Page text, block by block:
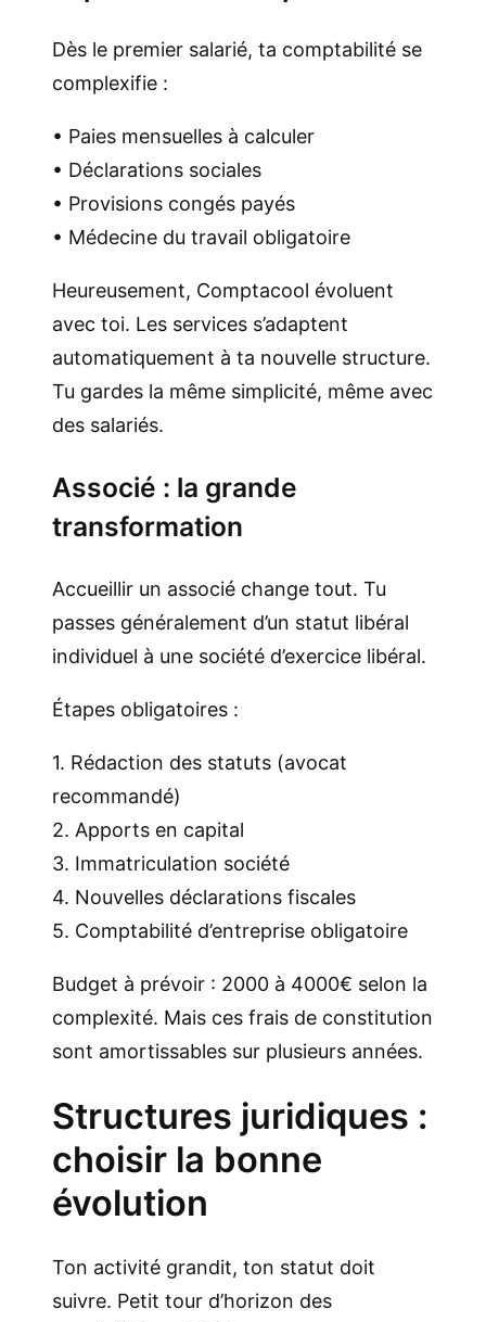
Dès le premier salarié, ta comptabilité se
complexifie :
• Paies mensuelles à calculer
• Déclarations sociales
• Provisions congés payés
• Médecine du travail obligatoire
Heureusement, Comptacool évoluent
avec toi. Les services s’adaptent
automatiquement à ta nouvelle structure.
Tu gardes la même simplicité, même avec
des salariés.
Associé : la grande
transformation
Accueillir un associé change tout. Tu
passes généralement d’un statut libéral
individuel à une société d’exercice libéral.
Étapes obligatoires :
1. Rédaction des statuts (avocat
recommandé)
2. Apports en capital
3. Immatriculation société
4. Nouvelles déclarations fiscales
5. Comptabilité d’entreprise obligatoire
Budget à prévoir : 2000 à 4000€ selon la
complexité. Mais ces frais de constitution
sont amortissables sur plusieurs années.
Structures juridiques :
choisir la bonne
évolution
Ton activité grandit, ton statut doit
suivre. Petit tour d’horizon des